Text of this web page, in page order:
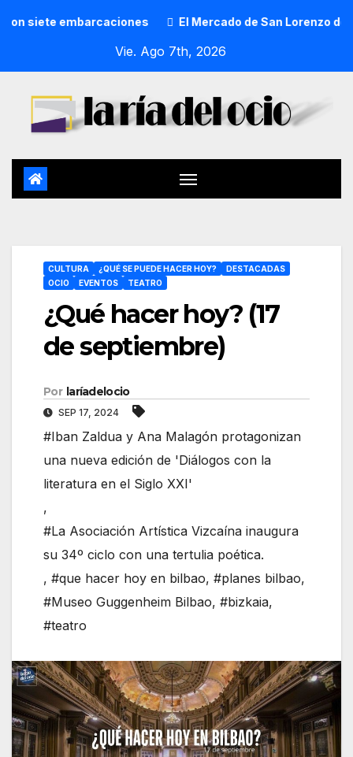
El Mercado de San Lorenzo de Getxo reunirá
Vie. Ago 7th, 2026
CULTURA ¿QUÉ SE PUEDE HACER HOY?
DESTACADAS
OCIO
EVENTOS TEATRO
¿Qué hacer hoy? (17
de septiembre)
Por laríadelocio
SEP 17, 2024
#Iban Zaldua y Ana Malagón protagonizan
una nueva edición de 'Diálogos con la
literatura en el Siglo XXI'
,
#La Asociación Artística Vizcaína inaugura
su 34º ciclo con una tertulia poética.
, #que hacer hoy en bilbao, #planes bilbao,
#Museo Guggenheim Bilbao, #bizkaia,
#teatro